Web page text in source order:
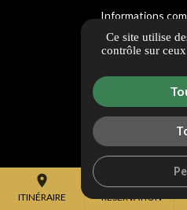
place
ITINÉRAIRE RÉSERVATION
Informations
Mentions
CGV
Politique de
Guide
Gestion
Ce site utilise
contrôle sur